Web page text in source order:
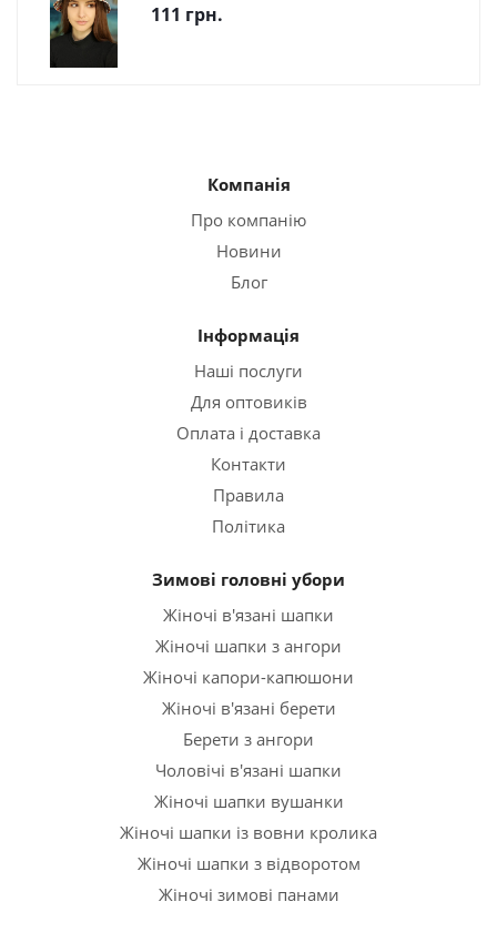
111 грн.
Компанія
Про компанію
Новини
Блог
Інформація
Наші послуги
Для оптовиків
Оплата і доставка
Контакти
Правила
Політика
Зимові головні убори
Жіночі в'язані шапки
Жіночі шапки з ангори
Жіночі капори-капюшони
Жіночі в'язані берети
Берети з ангори
Чоловічі в'язані шапки
Жіночі шапки вушанки
Жіночі шапки із вовни кролика
Жіночі шапки з відворотом
Жіночі зимові панами